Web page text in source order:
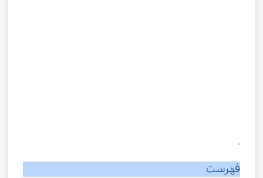
0
فهرست